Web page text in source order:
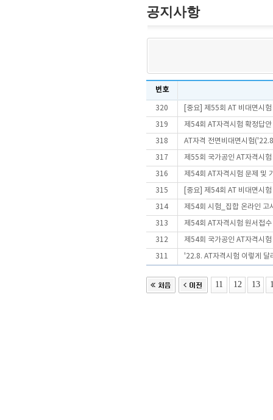
공지사항
번호
320 [중요] 제55회 AT 비대면시
319 제54회 AT자격시험 확정답
318 AT자격 전면비대면시험
317 제55회 국가공인 AT자격시
316 제54회 AT자격시험 문제 및
315 [중요] 제54회 AT 비대면시
314 제54회 시험_집합 온라인 고
313 제54회 AT자격시험 원서접
312 제54회 국가공인 AT자격시
311 '22.8. AT자격시험 이렇게 달
11 12 13